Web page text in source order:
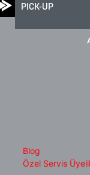
PICK-UP
Blog
Özel Servis